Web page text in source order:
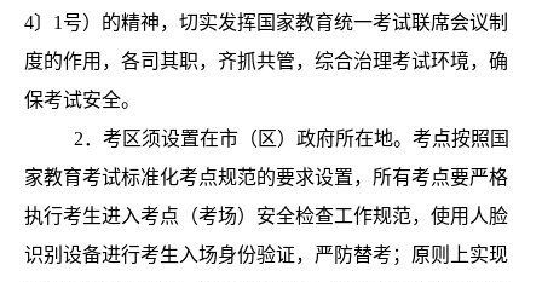
4〕1号）的精神，切实发挥国家教育统一考试联席会议制
度的作用，各司其职，齐抓共管，综合治理考试环境，确
保考试安全。
2．考 区须设置在市（区）政府所在地。考点按照国
家教育考试标准化考点规范的要求设置， 所有考点要严格
执行考生进入考点（考场）安全检查工作规范，使用人脸
识别设备进行考生入场身份验证，严防替考；原则上实现